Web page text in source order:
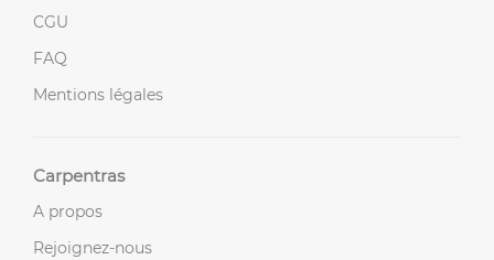
CGU
FAQ
Mentions légales
Carpentras
A propos
Rejoignez-nous